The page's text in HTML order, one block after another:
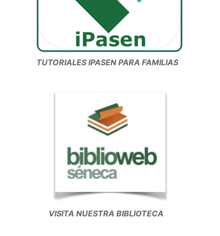
TUTORIALES IPASEN PARA FAMILIAS
VISITA NUESTRA BIBLIOTECA